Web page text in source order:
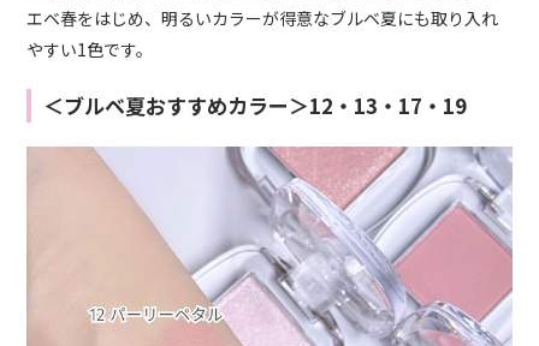
エベ春をはじめ、明るいカラーが得意なブルベ夏にも取り入れ
やすい1色です。
＜ブルベ夏おすすめカラー＞12・13・17・19